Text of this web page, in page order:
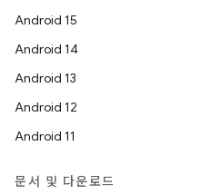
Android 15
Android 14
Android 13
Android 12
Android 11
문서 및 다운로드